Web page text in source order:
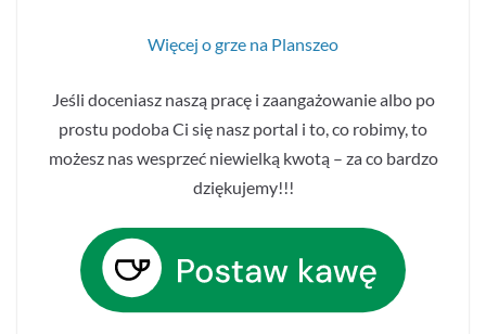
Więcej o grze na Planszeo
Jeśli doceniasz naszą pracę i zaangażowanie albo po
prostu podoba Ci się nasz portal i to, co robimy, to
możesz nas wesprzeć niewielką kwotą – za co bardzo
dziękujemy!!!